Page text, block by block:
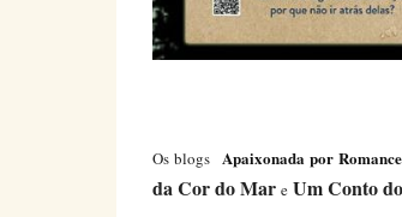
Os blogsApaixonada por
da Cor do Mar e Um Conto